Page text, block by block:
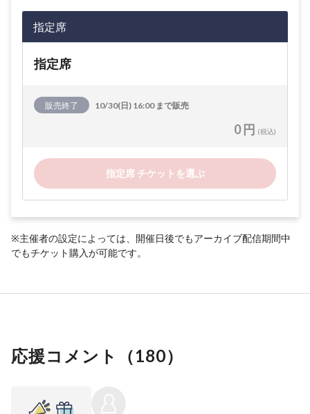
指定席
指定席
販売終了 10/30(日) 16:00 まで販売
0 円 (税込)
指定席 チケットを選ぶ
※主催者の設定によっては、開催日後でもアーカイブ配信期間中
でもチケット購入が可能です。
応援コメント（180）